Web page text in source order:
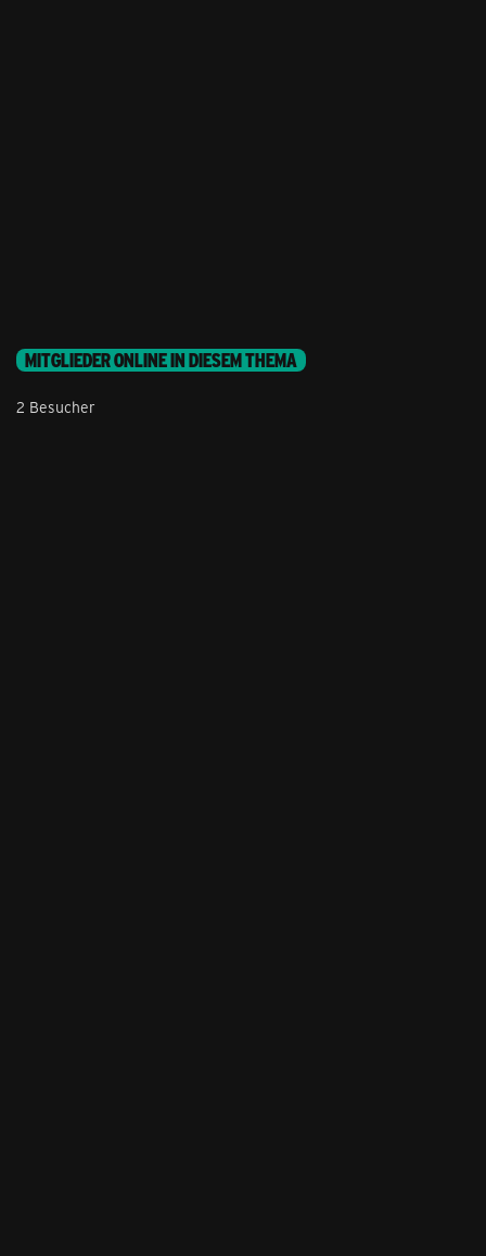
MITGLIEDER ONLINE IN DIESEM THEMA
2 Besucher